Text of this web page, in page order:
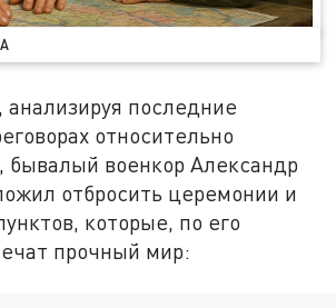
последние
относительно
бывалый военкор Александр
отбросить церемонии и
которые, по его
прочный мир: